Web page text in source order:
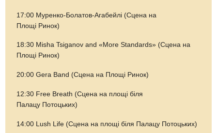
17:00 Муренко-Болатов-Агабейлі (Сцена на
Площі Ринок)
18:30 Misha Tsiganov and «More Standards» (Сцена на
Площі Ринок)
20:00 Gera Band (Сцена на Площі Ринок)
12:30 Free Breath (Сцена на площі біля
Палацу Потоцьких)
14:00 Lush Life (Сцена на площі біля Палацу Потоцьких)